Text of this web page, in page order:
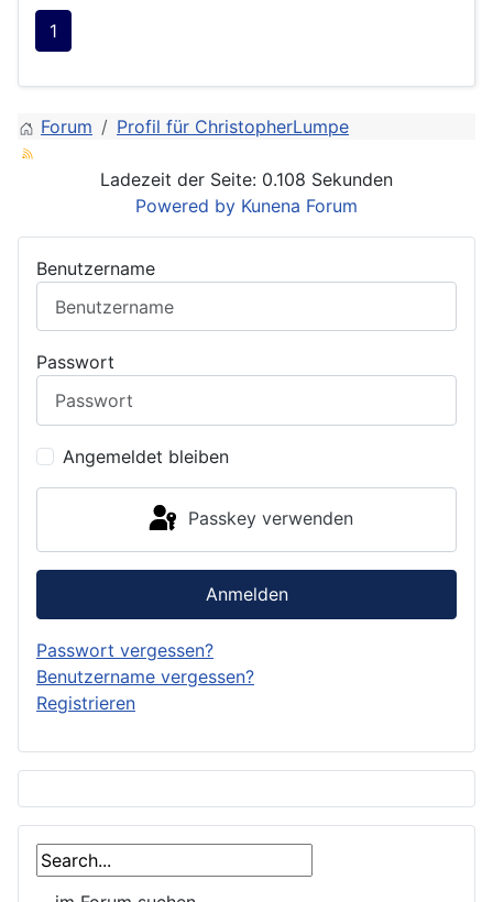
1
Forum Profil für ChristopherLumpe
Ladezeit der Seite: 0.108 Sekunden
Powered by Kunena Forum
Benutzername
Passwort
Angemeldet bleiben
Passkey verwenden
Anmelden
Passwort vergessen?
Benutzername vergessen?
Registrieren